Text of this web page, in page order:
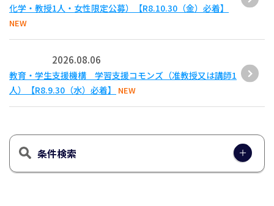
化学・教授1人・女性限定公募）【R8.10.30（金）必着】
NEW
2026.08.06
教育・学生支援機構 学習支援コモンズ（准教授又は講師1
人）【R8.9.30（水）必着】
NEW
条件検索